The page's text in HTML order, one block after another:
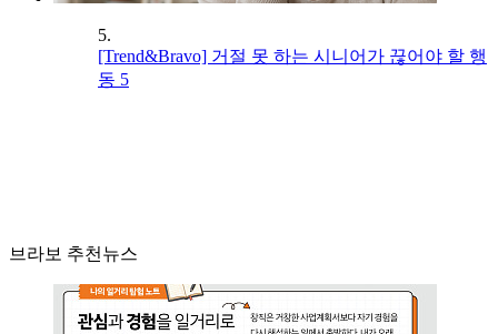
5.
[Trend&Bravo] 거절 못 하는 시니어가 끊어야 할 행
동 5
브라보 추천뉴스